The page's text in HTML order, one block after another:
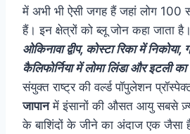
में अभी भी ऐसी जगह हैं जहां लोग 100
हैं। इन क्षेत्रों को ब्लू जोन कहा जाता
ओकिनावा द्वीप, कोस्टा रिका में निकोया,
कैलिफोर्निया में लोमा लिंडा और इटली का
संयुक्त राष्ट्र की वर्ल्ड पॉपुलेशन
जापानमें इंसानों की औसत आयु सबसे
के बाशिंदों के जीने का अंदाज एक जैसा